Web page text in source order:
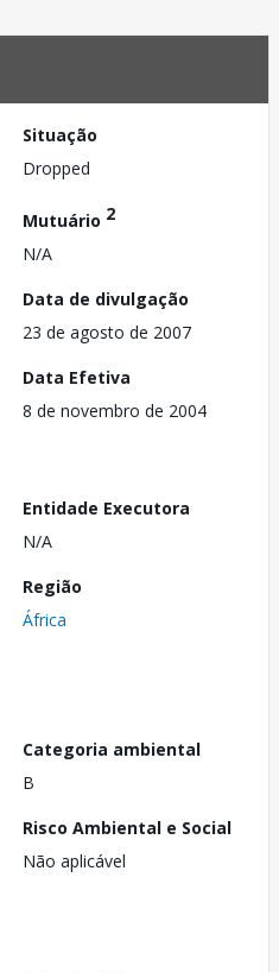
Situação
Dropped
Mutuário 2
N/A
Data de divulgação
23 de agosto de 2007
Data Efetiva
8 de novembro de 2004
Entidade Executora
N/A
Região
África
Categoria ambiental
B
Risco Ambiental e Social
Não aplicável